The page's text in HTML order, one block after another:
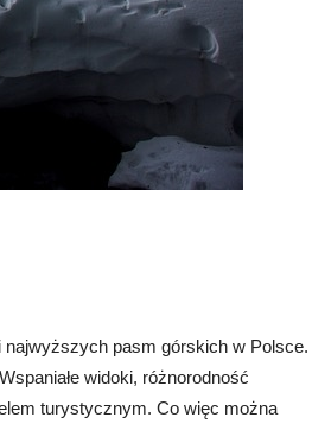
pasm górskich w Polsce.
widoki, różnorodność
turystycznym. Co więc można